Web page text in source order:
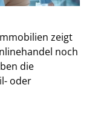
zeigt
noch
die
oder